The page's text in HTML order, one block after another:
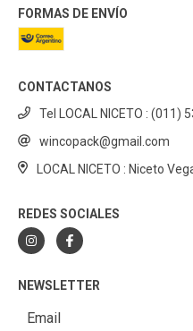
FORMAS DE ENVÍO
CONTACTANOS
Tel LOCAL NICETO : (011)
wincopack@gmail.com
LOCAL NICETO : Niceto
REDES SOCIALES
NEWSLETTER